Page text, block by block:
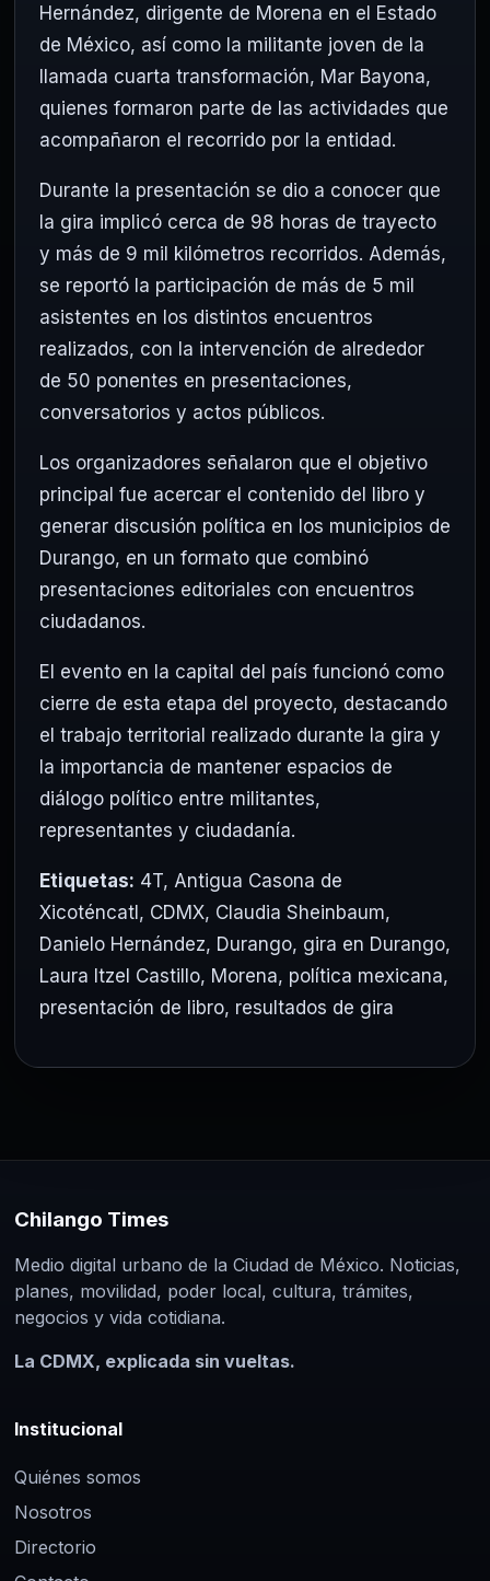
Hernández, dirigente de Morena en el Estado
de México, así como la militante joven de la
llamada cuarta transformación, Mar Bayona,
quienes formaron parte de las actividades que
acompañaron el recorrido por la entidad.
Durante la presentación se dio a conocer que
la gira implicó cerca de 98 horas de trayecto
y más de 9 mil kilómetros recorridos. Además,
se reportó la participación de más de 5 mil
asistentes en los distintos encuentros
realizados, con la intervención de alrededor
de 50 ponentes en presentaciones,
conversatorios y actos públicos.
Los organizadores señalaron que el objetivo
principal fue acercar el contenido del libro y
generar discusión política en los municipios de
Durango, en un formato que combinó
presentaciones editoriales con encuentros
ciudadanos.
El evento en la capital del país funcionó como
cierre de esta etapa del proyecto, destacando
el trabajo territorial realizado durante la gira y
la importancia de mantener espacios de
diálogo político entre militantes,
representantes y ciudadanía.
Etiquetas: 4T, Antigua Casona de
Xicoténcatl, CDMX, Claudia Sheinbaum,
Danielo Hernández, Durango, gira en Durango,
Laura Itzel Castillo, Morena, política mexicana,
presentación de libro, resultados de gira
Chilango Times
Medio digital urbano de la Ciudad de México. Noticias,
planes, movilidad, poder local, cultura, trámites,
negocios y vida cotidiana.
La CDMX, explicada sin vueltas.
Institucional
Quiénes somos
Nosotros
Directorio